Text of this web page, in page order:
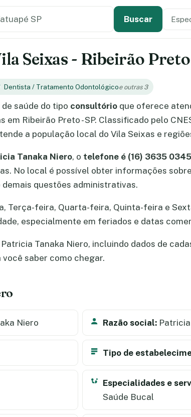
Buscar Tipo
Seixas - Ribeirão Preto
Dentista / Tratamento Odontológicoe outras 3
saúde do tipo consultório que oferece
em Ribeirão Preto - SP. Classificado pelo
a população local do Vila Seixas e
Tanaka Niero, o telefone é (16) 3635 0345
No local é possível obter informações
questões administrativas.
Terça-feira, Quarta-feira, Quinta-feira e
especialmente em feriados e datas
Tanaka Niero, incluindo dados de
saber como chegar.
Niero Razão social:
Tipo de
Especialidades e
Saúde Bucal